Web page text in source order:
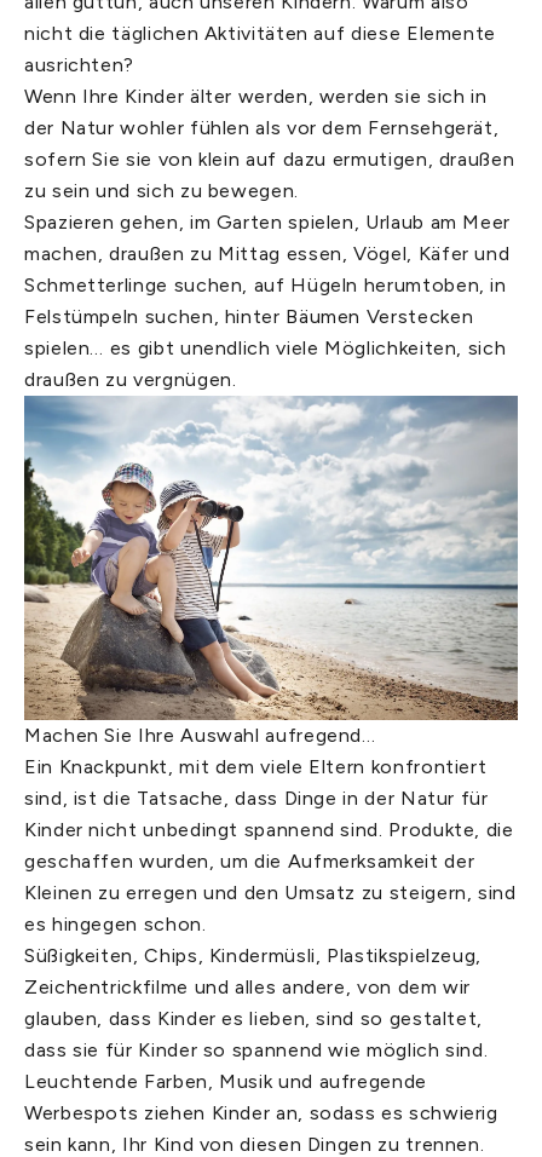
nicht die täglichen Aktivitäten auf diese Elemente
ausrichten?
Wenn Ihre Kinder älter werden, werden sie sich in
der Natur wohler fühlen als vor dem Fernsehgerät,
sofern Sie sie von klein auf dazu ermutigen, draußen
zu sein und sich zu bewegen.
Spazieren gehen, im Garten spielen, Urlaub am Meer
machen, draußen zu Mittag essen, Vögel, Käfer und
Schmetterlinge suchen, auf Hügeln herumtoben, in
Felstümpeln suchen, hinter Bäumen Verstecken
spielen… es gibt unendlich viele Möglichkeiten, sich
draußen zu vergnügen.
Machen Sie Ihre Auswahl aufregend…
Ein Knackpunkt, mit dem viele Eltern konfrontiert
sind, ist die Tatsache, dass Dinge in der Natur für
Kinder nicht unbedingt spannend sind. Produkte, die
geschaffen wurden, um die Aufmerksamkeit der
Kleinen zu erregen und den Umsatz zu steigern, sind
es hingegen schon.
Süßigkeiten, Chips, Kindermüsli, Plastikspielzeug,
Zeichentrickfilme und alles andere, von dem wir
glauben, dass Kinder es lieben, sind so gestaltet,
dass sie für Kinder so spannend wie möglich sind.
Leuchtende Farben, Musik und aufregende
Werbespots ziehen Kinder an, sodass es schwierig
sein kann, Ihr Kind von diesen Dingen zu trennen.